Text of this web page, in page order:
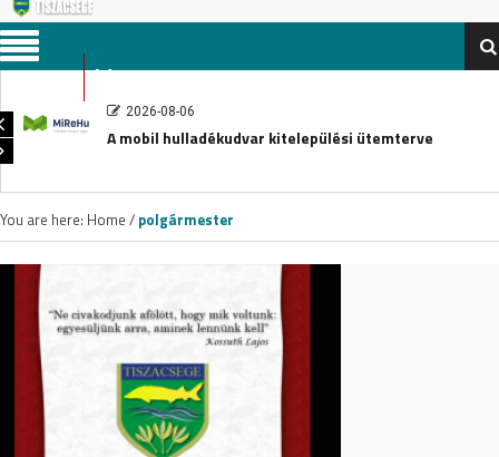
Menu
2026-08-06
A mobil hulladékudvar kitelepülési ütemterve
You are here: Home / polgármester